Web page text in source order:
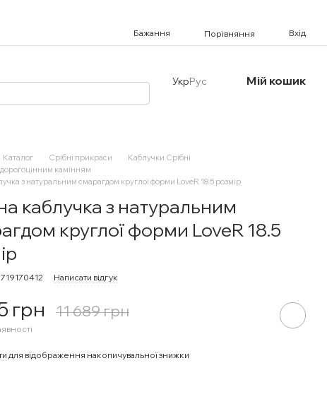
Бажання Порівняння Вхід
УкрРус Мій кошик
Каталог Срібні прикраси
Каблучки Срібні
камінням
з натуральним смарагдом круглої форми LoveR 18.5 розмір
каблучка з натуральним
круглої форми LoveR 18.5
Написати відгук
грн 11 689 грн
для відображення накопичувальної знижки